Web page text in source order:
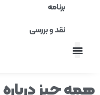
برنامه
نقد و بررسی